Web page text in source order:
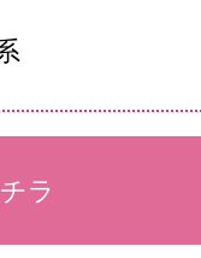
ラ